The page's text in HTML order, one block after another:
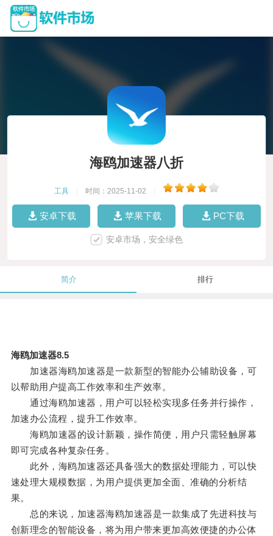
海鸥加速器八折
工具 时间：2025-11-02
安卓下载 苹果下载 PC下载
安卓市场，安全绿色
简介 排行
海鸥加速器8.5
加速器海鸥加速器是一款新型的智能办公辅助设备，可
以帮助用户提高工作效率和生产效率。
通过海鸥加速器，用户可以轻松实现多任务并行操作，
加速办公流程，提升工作效率。
海鸥加速器的设计新颖，操作简便，用户只需轻触屏幕
即可完成各种复杂任务。
此外，海鸥加速器还具备强大的数据处理能力，可以快
速处理大规模数据，为用户提供更加全面、准确的分析结
果。
总的来说，加速器海鸥加速器是一款集成了先进科技与
创新理念的智能设备，将为用户带来更加高效便捷的办公体